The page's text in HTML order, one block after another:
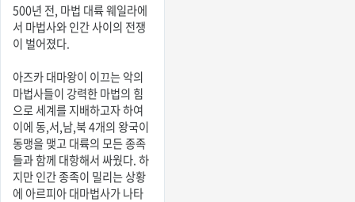
500년 전, 마법 대륙 웨일라에
서 마법사와 인간 사이의 전쟁
이 벌어졌다.
아즈카 대마왕이 이끄는 악의
마법사들이 강력한 마법의 힘
으로 세계를 지배하고자 하여
이에 동,서,남,북 4개의 왕국이
동맹을 맺고 대륙의 모든 종족
들과 함께 대항해서 싸웠다. 하
지만 인간 종족이 밀리는 상황
에 아르피아 대마법사가 나타